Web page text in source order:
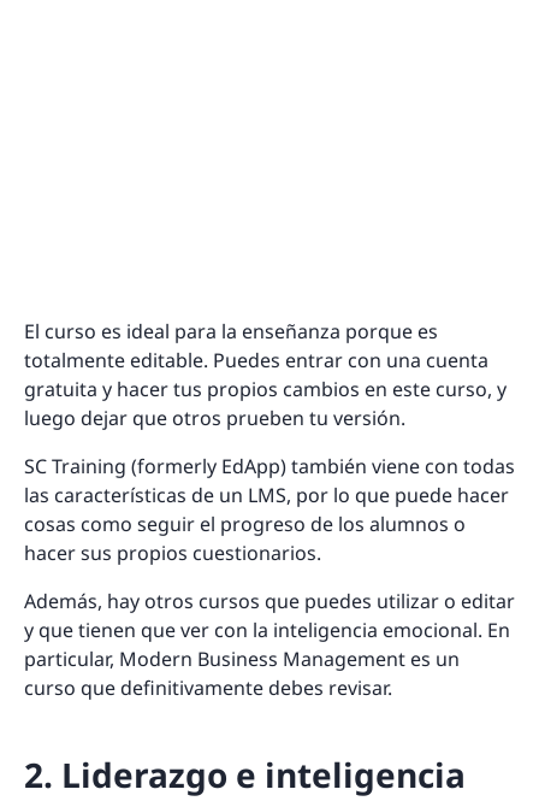
El curso es ideal para la enseñanza porque es
totalmente editable. Puedes entrar con una cuenta
gratuita y hacer tus propios cambios en este curso, y
luego dejar que otros prueben tu versión.
SC Training (formerly EdApp) también viene con todas
las características de un LMS, por lo que puede hacer
cosas como seguir el progreso de los alumnos o
hacer sus propios cuestionarios.
Además, hay otros cursos que puedes utilizar o editar
y que tienen que ver con la inteligencia emocional. En
particular, Modern Business Management es un
curso que definitivamente debes revisar.
2. Liderazgo e inteligencia